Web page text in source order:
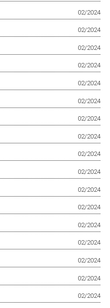
02/2024
02/2024
02/2024
02/2024
02/2024
02/2024
02/2024
02/2024
02/2024
02/2024
02/2024
02/2024
02/2024
02/2024
02/2024
02/2024
02/2024